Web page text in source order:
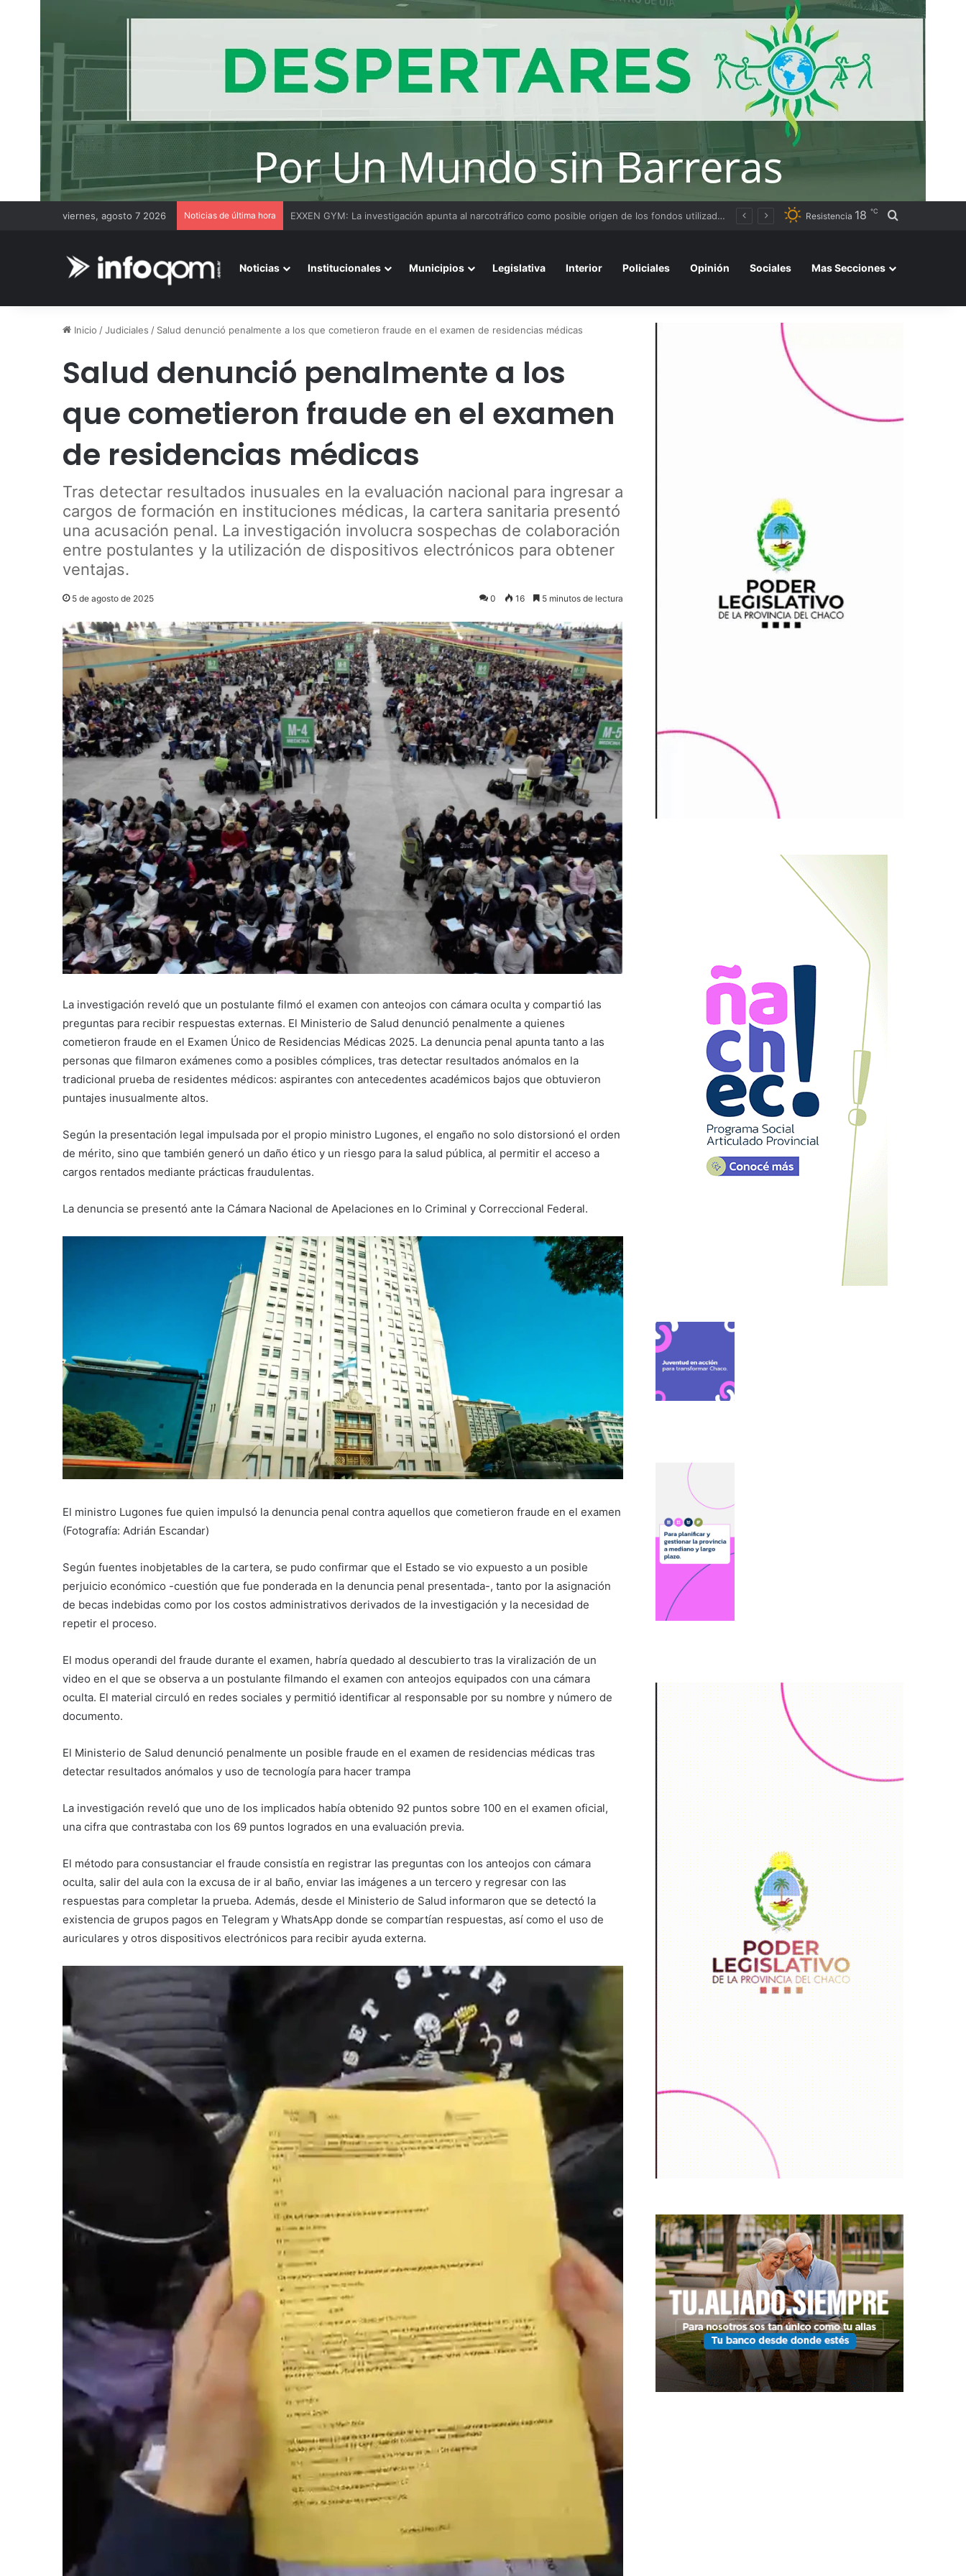
viernes, agosto 7 2026 Noticias de última hora Duro mensaje del arzobispo de Buenos Aires en la misa de San Cayetano Resistencia 18 ℃ Buscar por
Noticias Institucionales Municipios Legislativa Interior Policiales Opinión Sociales Mas Secciones
Inicio /Judiciales / Salud denunció penalmente a los que cometieron fraude en el examen de residencias médicas
Salud denunció penalmente a los
que cometieron fraude en el examen
de residencias médicas
Tras detectar resultados inusuales en la evaluación nacional para ingresar a
cargos de formación en instituciones médicas, la cartera sanitaria presentó
una acusación penal. La investigación involucra sospechas de colaboración
entre postulantes y la utilización de dispositivos electrónicos para obtener
ventajas.
5 de agosto de 2025 0 16 5 minutos de lectura
La investigación reveló que un postulante filmó el examen con anteojos con cámara oculta y compartió las
preguntas para recibir respuestas externas. El Ministerio de Salud denunció penalmente a quienes
cometieron fraude en el Examen Único de Residencias Médicas 2025. La denuncia penal apunta tanto a las
personas que filmaron exámenes como a posibles cómplices, tras detectar resultados anómalos en la
tradicional prueba de residentes médicos: aspirantes con antecedentes académicos bajos que obtuvieron
puntajes inusualmente altos.
Según la presentación legal impulsada por el propio ministro Lugones, el engaño no solo distorsionó el orden
de mérito, sino que también generó un daño ético y un riesgo para la salud pública, al permitir el acceso a
cargos rentados mediante prácticas fraudulentas.
La denuncia se presentó ante la Cámara Nacional de Apelaciones en lo Criminal y Correccional Federal.
El ministro Lugones fue quien impulsó la denuncia penal contra aquellos que cometieron fraude en el examen
(Fotografía: Adrián Escandar)
Según fuentes inobjetables de la cartera, se pudo confirmar que el Estado se vio expuesto a un posible
perjuicio económico -cuestión que fue ponderada en la denuncia penal presentada-, tanto por la asignación
de becas indebidas como por los costos administrativos derivados de la investigación y la necesidad de
repetir el proceso.
El modus operandi del fraude durante el examen, habría quedado al descubierto tras la viralización de un
video en el que se observa a un postulante filmando el examen con anteojos equipados con una cámara
oculta. El material circuló en redes sociales y permitió identificar al responsable por su nombre y número de
documento.
El Ministerio de Salud denunció penalmente un posible fraude en el examen de residencias médicas tras
detectar resultados anómalos y uso de tecnología para hacer trampa
La investigación reveló que uno de los implicados había obtenido 92 puntos sobre 100 en el examen oficial,
una cifra que contrastaba con los 69 puntos logrados en una evaluación previa.
El método para consustanciar el fraude consistía en registrar las preguntas con los anteojos con cámara
oculta, salir del aula con la excusa de ir al baño, enviar las imágenes a un tercero y regresar con las
respuestas para completar la prueba. Además, desde el Ministerio de Salud informaron que se detectó la
existencia de grupos pagos en Telegram y WhatsApp donde se compartían respuestas, así como el uso de
auriculares y otros dispositivos electrónicos para recibir ayuda externa.